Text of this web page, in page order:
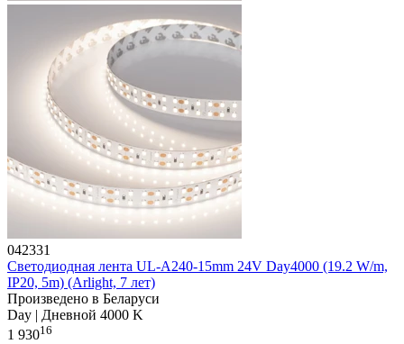
042331
Светодиодная лента UL-A240-15mm 24V Day4000 (19.2 W/m,
IP20, 5m) (Arlight, 7 лет)
Произведено в Беларуси
Day | Дневной 4000 K
1 93016